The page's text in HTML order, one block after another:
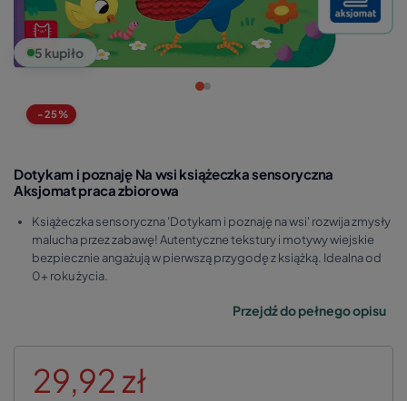
5 kupiło
-25%
Dotykam i poznaję Na wsi książeczka sensoryczna
Aksjomat praca zbiorowa
Książeczka sensoryczna 'Dotykam i poznaję na wsi' rozwija zmysły
malucha przez zabawę! Autentyczne tekstury i motywy wiejskie
bezpiecznie angażują w pierwszą przygodę z książką. Idealna od
0+ roku życia.
Przejdź do pełnego opisu
29,92 zł